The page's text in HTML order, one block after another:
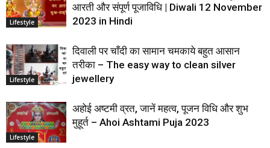
Lifestyle
आरती और संपूर्ण पूजाविधि | Diwali 12 November
2023 in Hindi
Lifestyle
दिवाली पर चाँदी का सामान चमकाये बहुत आसान
तरीका – The easy way to clean silver
jewellery
Lifestyle
अहोई अष्टमी व्रत, जानें महत्व, पूजन विधि और शुभ
मुहूर्त – Ahoi Ashtami Puja 2023